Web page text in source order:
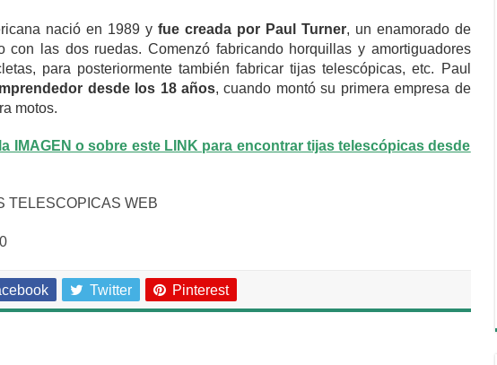
nació en 1989 y fue creada por Paul Turner, un enamorado de
con las dos ruedas. Comenzó fabricando horquillas y amortiguadores
para posteriormente también fabricar tijas telescópicas, etc. Paul
desde los 18 años, cuando montó su primera empresa de
motos.
IMAGEN o sobre este LINK para encontrar tijas telescópicas desde
Twitter Pinterest